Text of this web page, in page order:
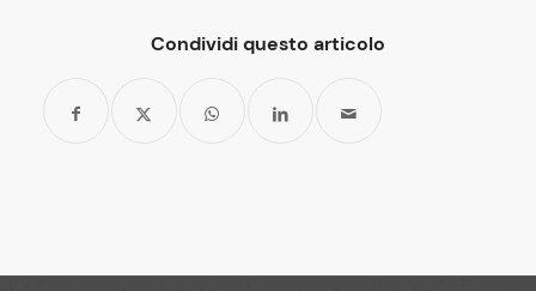
Condividi questo articolo